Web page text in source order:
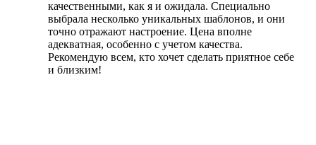
качественными, как я и ожидала. Специально
выбрала несколько уникальных шаблонов, и они
точно отражают настроение. Цена вполне
адекватная, особенно с учетом качества.
Рекомендую всем, кто хочет сделать приятное себе
и близким!